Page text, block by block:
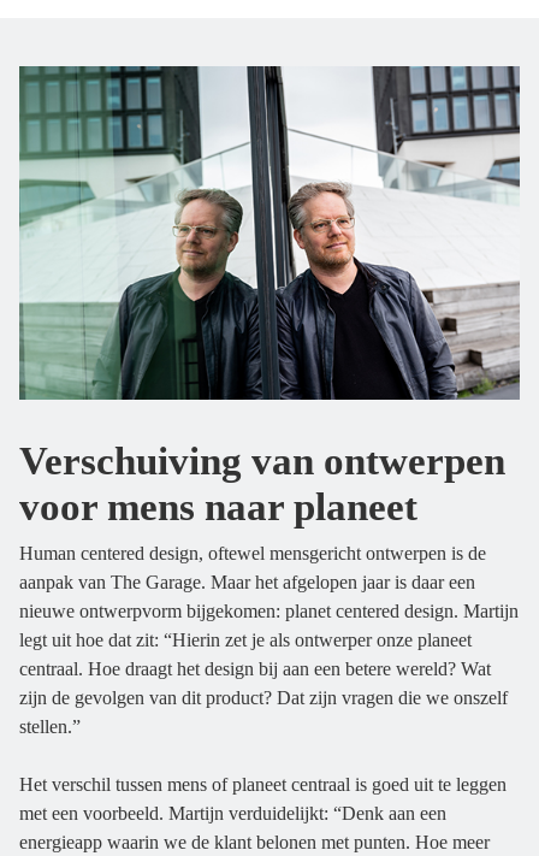
Verschuiving van ontwerpen
voor mens naar planeet
Human centered design, oftewel mensgericht ontwerpen is de
aanpak van The Garage. Maar het afgelopen jaar is daar een
nieuwe ontwerpvorm bijgekomen: planet centered design. Martijn
legt uit hoe dat zit: “Hierin zet je als ontwerper onze planeet
centraal. Hoe draagt het design bij aan een betere wereld? Wat
zijn de gevolgen van dit product? Dat zijn vragen die we onszelf
stellen.”
Het verschil tussen mens of planeet centraal is goed uit te leggen
met een voorbeeld. Martijn verduidelijkt: “Denk aan een
energieapp waarin we de klant belonen met punten. Hoe meer